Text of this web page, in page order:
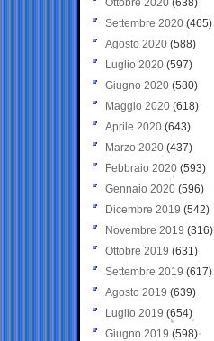
Ottobre 2020 (638)
Settembre 2020(465)
Agosto 2020 (588)
Luglio 2020 (597)
Giugno 2020 (580)
Maggio 2020 (618)
Aprile 2020 (643)
Marzo 2020 (437)
Febbraio 2020 (593)
Gennaio 2020 (596)
Dicembre 2019 (542)
Novembre 2019 (316)
Ottobre 2019 (631)
Settembre 2019 (617)
Agosto 2019 (639)
Luglio 2019 (654)
Giugno 2019 (598)